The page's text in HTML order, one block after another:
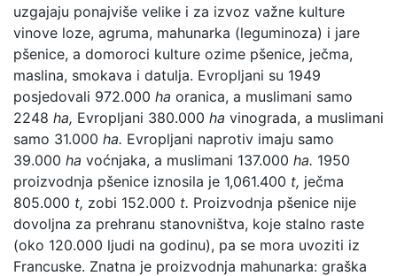
uzgajaju ponajviše velike i za izvoz važne kulture
vinove loze, agruma, mahunarka (leguminoza) i jare
pšenice, a domoroci kulture ozime pšenice, ječma,
maslina, smokava i datulja. Evropljani su 1949
posjedovali 972.000 ha oranica, a muslimani samo
2248 ha, Evropljani 380.000 ha vinograda, a muslimani
samo 31.000 ha. Evropljani naprotiv imaju samo
39.000 ha voćnjaka, a muslimani 137.000 ha. 1950
proizvodnja pšenice iznosila je 1,061.400 t, ječma
805.000 t, zobi 152.000 t. Proizvodnja pšenice nije
dovoljna za prehranu stanovništva, koje stalno raste
(oko 120.000 ljudi na godinu), pa se mora uvoziti iz
Francuske. Znatna je proizvodnja mahunarka: graška